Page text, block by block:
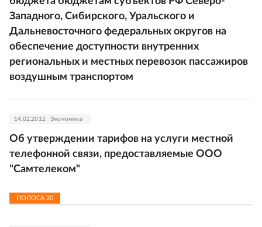
Западного, Сибирского, Уральского и
Дальневосточного федеральных округов на
обеспечение доступности внутренних
региональных и местных перевозок пассажиров
воздушным транспортом
14.02.2012 Экономика
Об утверждении тарифов на услуги местной
телефонной связи, предоставляемые ООО
"Самтелеком"
ПОЛОСА 20